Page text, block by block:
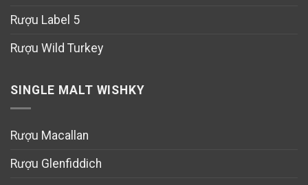
Rượu Label 5
Rượu Wild Turkey
SINGLE MALT WISHKY
Rượu Macallan
Rượu Glenfiddich